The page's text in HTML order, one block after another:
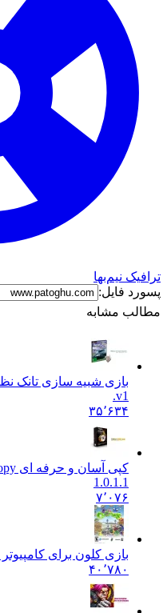
ترافیک نیم‌بها
پسورد فایل:
مطالب مشابه
بازی شبیه سازی تانک
v1.
۳۵٬۶۳۴
کپی آسان و حرفه ای DVD DVD
1.0.1.1
۷٬۰۷۶
بازی کلون برای کامپیوتر 2015
۴۰٬۷۸۰